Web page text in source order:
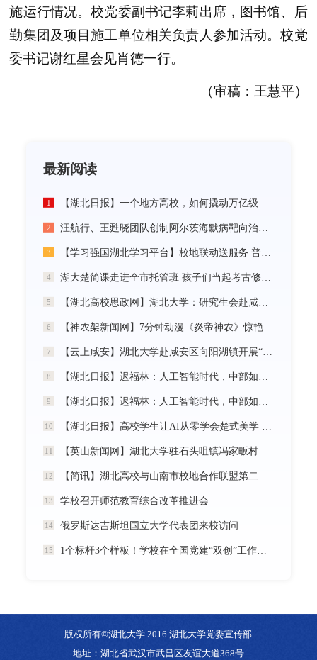
施运行情况。校党委副书记李莉出席，图书馆、后
勤集团及项目施工单位相关负责人参加活动。校党
委书记谢红星会见肖德一行。
（审稿：王慧平）
最新阅读
1
2
3
4
5
6
7
8
9
10
11
12
13 学校召开师范教育综合改革推进会
14 俄罗斯达吉斯坦国立大学代表团来校访问
15
版权所有©湖北大学 2016 湖北大学党委宣传部
地址：湖北省武汉市武昌区友谊大道368号